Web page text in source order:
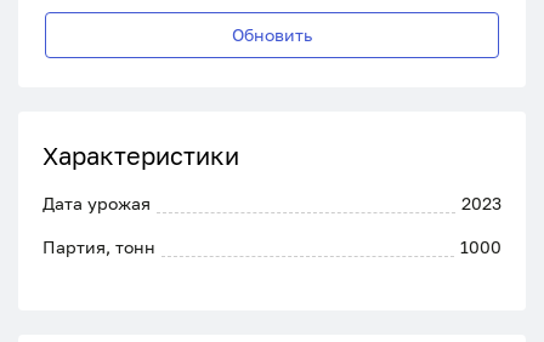
Обновить
Характеристики
Дата урожая 2023
Партия, тонн 1000